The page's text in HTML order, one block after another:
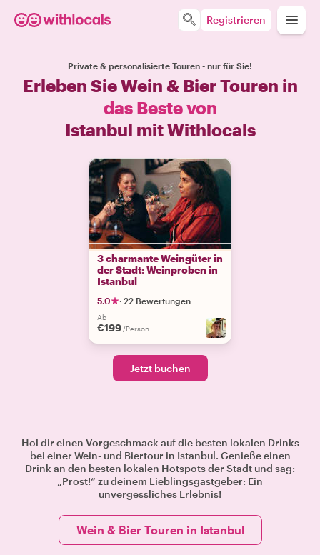
Registrieren
Private & personalisierte Touren - nur für Sie!
Erleben Sie Wein & Bier Touren in
das Beste von
Istanbul mit Withlocals
3 charmante Weingüter in
der Stadt: Weinproben in
Istanbul
5.0 · 22 Bewertungen
Ab
€199 /Person
Jetzt buchen
Hol dir einen Vorgeschmack auf die besten lokalen Drinks
bei einer Wein- und Biertour in Istanbul. Genieße einen
Drink an den besten lokalen Hotspots der Stadt und sag:
„Prost!“ zu deinem Lieblingsgastgeber: Ein
unvergessliches Erlebnis!
Wein & Bier Touren in Istanbul